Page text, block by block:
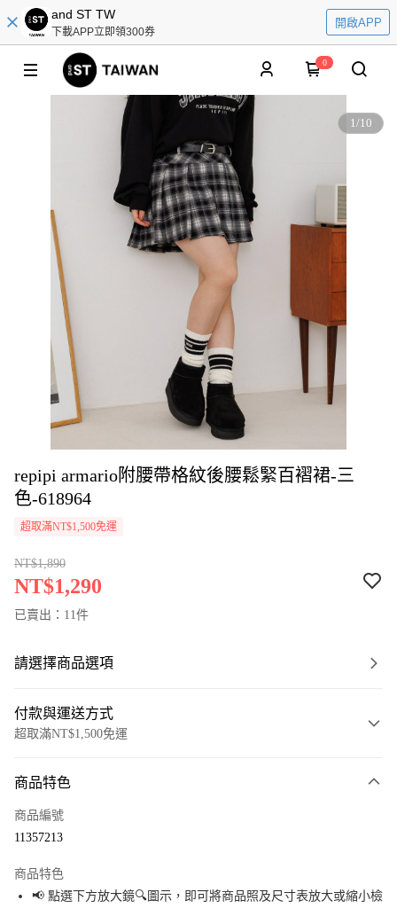
and ST TW
下載APP立即領300券
開啟APP
0
1/10
repipi armario附腰帶格紋後腰鬆緊百褶裙-三
色-618964
超取滿NT$1,500免運
NT$1,890
NT$1,290
已賣出：11件
請選擇商品選項
付款與運送方式
超取滿NT$1,500免運
信用卡一次付款
Apple Pay
商品特色
商品編號
11357213
商品特色
📢 點選下方放大鏡🔍圖示，即可將商品照及尺寸表放大或縮小檢